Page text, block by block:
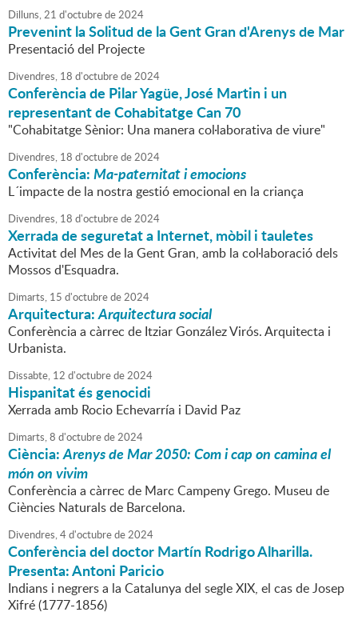
Dilluns,21 d'octubrede2024
Prevenint la Solitud de la Gent Gran d'Arenys de Mar
Presentació del Projecte
Divendres, 18 d'octubrede2024
Conferència de Pilar Yagüe, José Martin i un
representant de Cohabitatge Can 70
"Cohabitatge Sènior: Una manera col·laborativa de viure"
Divendres, 18 d'octubrede2024
Conferència:Ma-paternitat i emocions
L´impacte de la nostra gestió emocional en la criança
Divendres, 18 d'octubrede2024
Xerrada de seguretat a Internet, mòbil i tauletes
Activitat del Mes de la Gent Gran, amb la col·laboració dels
Mossos d'Esquadra.
Dimarts, 15 d'octubrede2024
Arquitectura:Arquitectura social
Conferència a càrrec de Itziar González Virós. Arquitecta i
Urbanista.
Dissabte, 12 d'octubrede2024
Hispanitat és genocidi
Xerrada amb Rocio Echevarría i David Paz
Dimarts,8 d'octubrede2024
Ciència:Arenys de Mar 2050: Com i cap on camina el
món on vivim
Conferència a càrrec de Marc Campeny Grego. Museu de
Ciències Naturals de Barcelona.
Divendres,4d'octubrede2024
Conferència del doctor Martín Rodrigo Alharilla.
Presenta: Antoni Paricio
Indians i negrers a la Catalunya del segle XIX, el cas de Josep
Xifré (1777-1856)